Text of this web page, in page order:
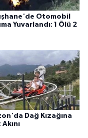
Otomobil
Yuvarlandı: 1 Ölü 2
Dağ Kızağına